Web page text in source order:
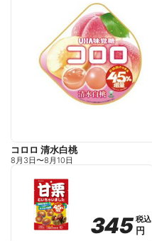
コロロ 清水白桃
8月3日〜8月10日
345
345税込
税込
円
円